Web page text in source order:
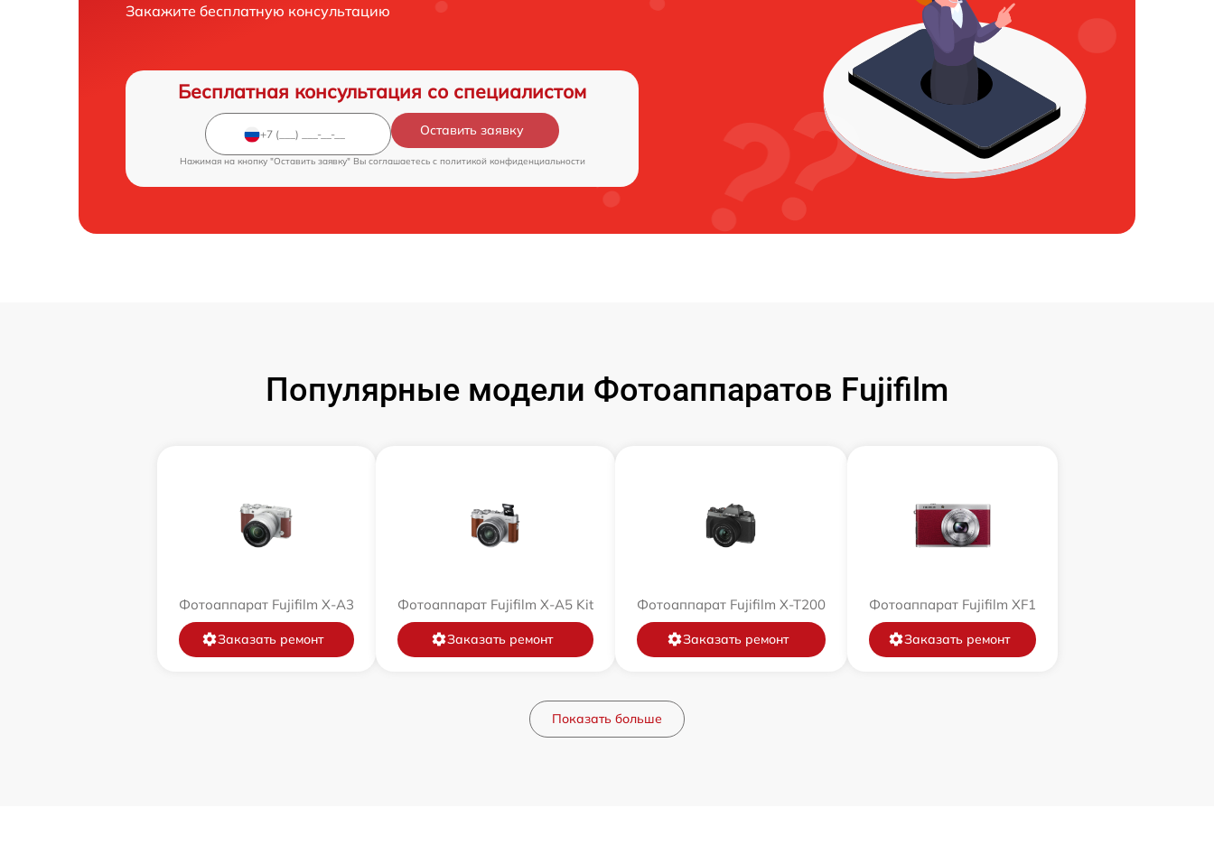
Закажите бесплатную консультацию
Бесплатная консультация со специалистом
Оставить заявку
Нажимая на кнопку "Оставить заявку" Вы соглашаетесь c политикой конфиденциальности
Популярные модели Фотоаппаратов Fujifilm
Фотоаппарат Fujifilm X-A3
Заказать ремонт
Фотоаппарат Fujifilm X-A5 Kit
Заказать ремонт
Фотоаппарат Fujifilm X-T200
Заказать ремонт
Фотоаппарат Fujifilm XF1
Заказать ремонт
Показать больше